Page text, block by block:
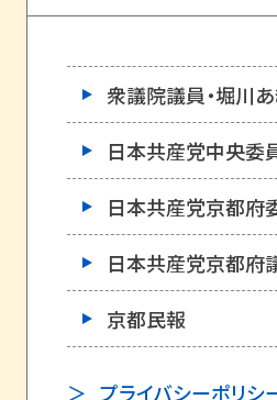
衆議院議員・堀川あ
日本共産党中央委
日本共産党京都府
日本共産党京都府
京都民報
プライバシーポリシ